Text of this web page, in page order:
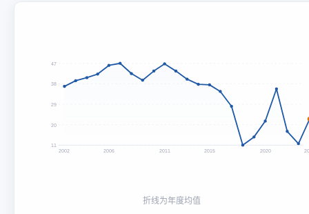
47
38
29
20
11
2002 2006 2011 2015 2020
折线为年度均值